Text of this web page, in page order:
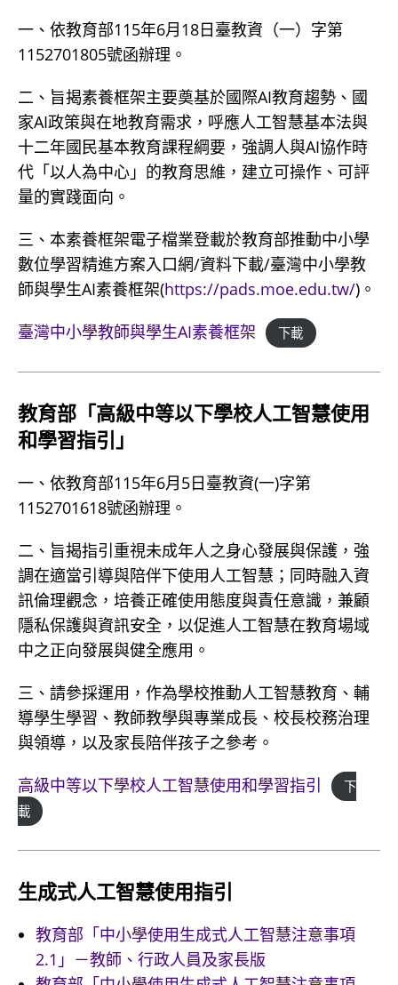
一、依教育部115年6月18日臺教資（一）字第
1152701805號函辦理。
二、旨揭素養框架主要奠基於國際AI教育趨勢、國
家AI政策與在地教育需求，呼應人工智慧基本法與
十二年國民基本教育課程綱要，強調人與AI協作時
代「以人為中心」的教育思維，建立可操作、可評
量的實踐面向。
三、本素養框架電子檔業登載於教育部推動中小學
數位學習精進方案入口網/資料下載/臺灣中小學教
師與學生AI素養框架(https://pads.moe.edu.tw/)。
臺灣中小學教師與學生AI素養框架
下載
教育部「高級中等以下學校人工智慧使用
和學習指引」
一、依教育部115年6月5日臺教資(一)字第
1152701618號函辦理。
二、旨揭指引重視未成年人之身心發展與保護，強
調在適當引導與陪伴下使用人工智慧；同時融入資
訊倫理觀念，培養正確使用態度與責任意識，兼顧
隱私保護與資訊安全，以促進人工智慧在教育場域
中之正向發展與健全應用。
三、請參採運用，作為學校推動人工智慧教育、輔
導學生學習、教師教學與專業成長、校長校務治理
與領導，以及家長陪伴孩子之參考。
高級中等以下學校人工智慧使用和學習指引
下
載
生成式人工智慧使用指引
教育部「中小學使用生成式人工智慧注意事項
2.1」－教師、行政人員及家長版